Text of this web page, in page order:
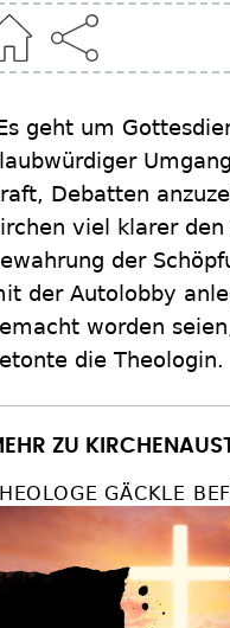
geht um
Debatten
viel klarer
der
der Autolobby
worden
die Theologin.
ZU
GÄCKLE